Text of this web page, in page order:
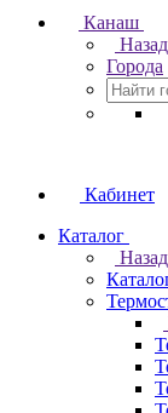
Канаш
Назад
Города
Кабинет
Каталог
Назад